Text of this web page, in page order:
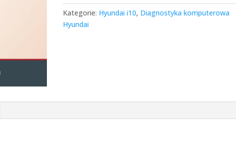
Kategorie: Hyundai i10, Diagnostyka komputerowa
Hyundai